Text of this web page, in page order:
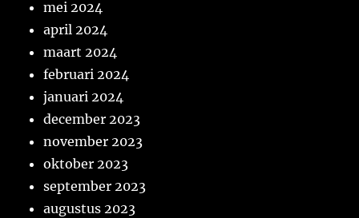
mei 2024
april 2024
maart 2024
februari 2024
januari 2024
december 2023
november 2023
oktober 2023
september 2023
augustus 2023